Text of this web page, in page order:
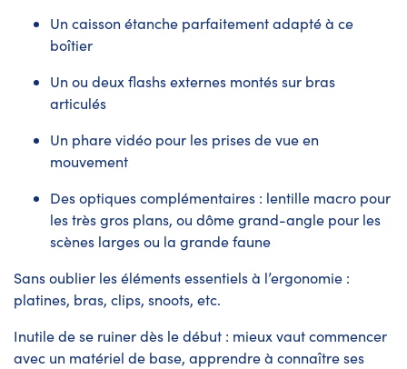
Un caisson étanche parfaitement adapté à ce
boîtier
Un ou deux flashs externes montés sur bras
articulés
Un phare vidéo pour les prises de vue en
mouvement
Des optiques complémentaires : lentille macro pour
les très gros plans, ou dôme grand-angle pour les
scènes larges ou la grande faune
Sans oublier les éléments essentiels à l’ergonomie :
platines, bras, clips, snoots, etc.
Inutile de se ruiner dès le début : mieux vaut commencer
avec un matériel de base, apprendre à connaître ses